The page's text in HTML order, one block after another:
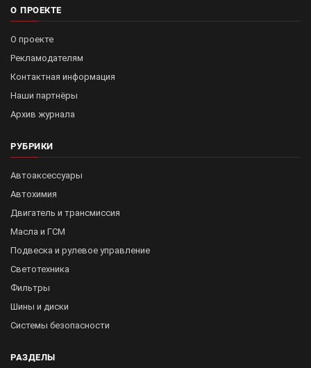
О ПРОЕКТЕ
О проекте
Рекламодателям
Контактная информация
Наши партнёры
Архив журнала
РУБРИКИ
Автоаксессуары
Автохимия
Двигатель и трансмиссия
Масла и ГСМ
Подвеска и рулевое управление
Светотехника
Фильтры
Шины и диски
Системы безопасности
РАЗДЕЛЫ